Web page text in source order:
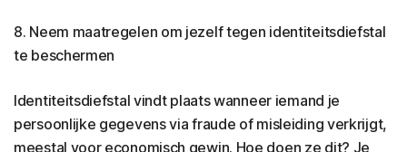
8. Neem maatregelen om jezelf tegen identiteitsdiefstal
te beschermen
Identiteitsdiefstal vindt plaats wanneer iemand je
persoonlijke gegevens via fraude of misleiding verkrijgt,
meestal voor economisch gewin. Hoe doen ze dit? Je